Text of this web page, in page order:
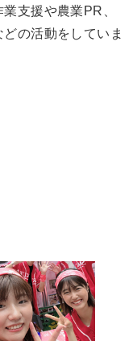
支援や農業PR、
の活動をしていま